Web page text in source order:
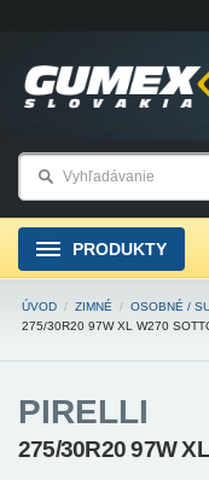
PRODUKTY
ÚVOD / ZIMNÉ / OSOBNÉ /
275/30R20 97W XL W270
PIRELLI
275/30R20 97W